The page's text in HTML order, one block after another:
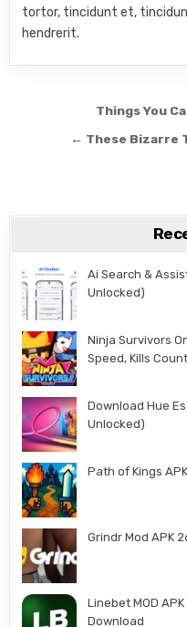
tortor, tincidunt et,
hendrerit.
Post
Things You
← These Bizarre
Ai Search &
Unlocked)
Ninja Survivors
Speed, Kills
Download Hue
Unlocked)
Path of Kings
Grindr Mod APK
Linebet MOD
Download